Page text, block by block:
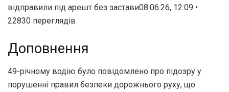
відправили під арешт без застави08.06.26, 12:09 •
22830 переглядiв
Доповнення
49-річному водію було повідомлено про підозру у
порушенні правил безпеки дорожнього руху, що